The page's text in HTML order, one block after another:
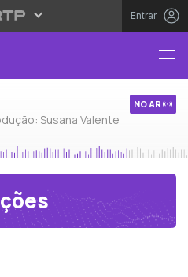
Entrar
Susana Valente
NO AR